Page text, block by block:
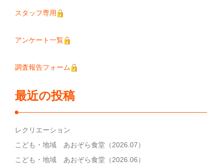
スタッフ専用
アンケート一覧
調査報告フォーム
最近の投稿
レクリエーション
こども・地域 あおぞら食堂（2026.07）
こども・地域 あおぞら食堂（2026.06）